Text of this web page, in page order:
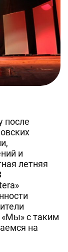
после
и
летняя
с таким
на